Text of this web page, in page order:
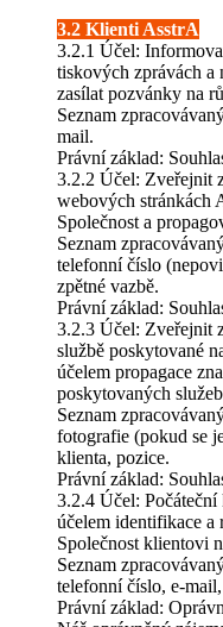
3.2 Klienti AsstrA
3.2.1 Účel:
tiskových zprávách a
zasílat pozvánky na
Seznam
mail.
Právní základ:
3.2.2 Účel: Zveřejnit
webových stránkách
Společnost a
Seznam
telefonní číslo
zpětné vazbě.
Právní základ:
3.2.3 Účel: Zveřejnit
službě poskytované
účelem propagace
poskytovaných
Seznam
fotografie (pokud se
klienta, pozice.
Právní základ:
3.2.4 Účel:
účelem identifikace a
Společnost klientovi
Seznam
telefonní číslo, e-
Právní základ: